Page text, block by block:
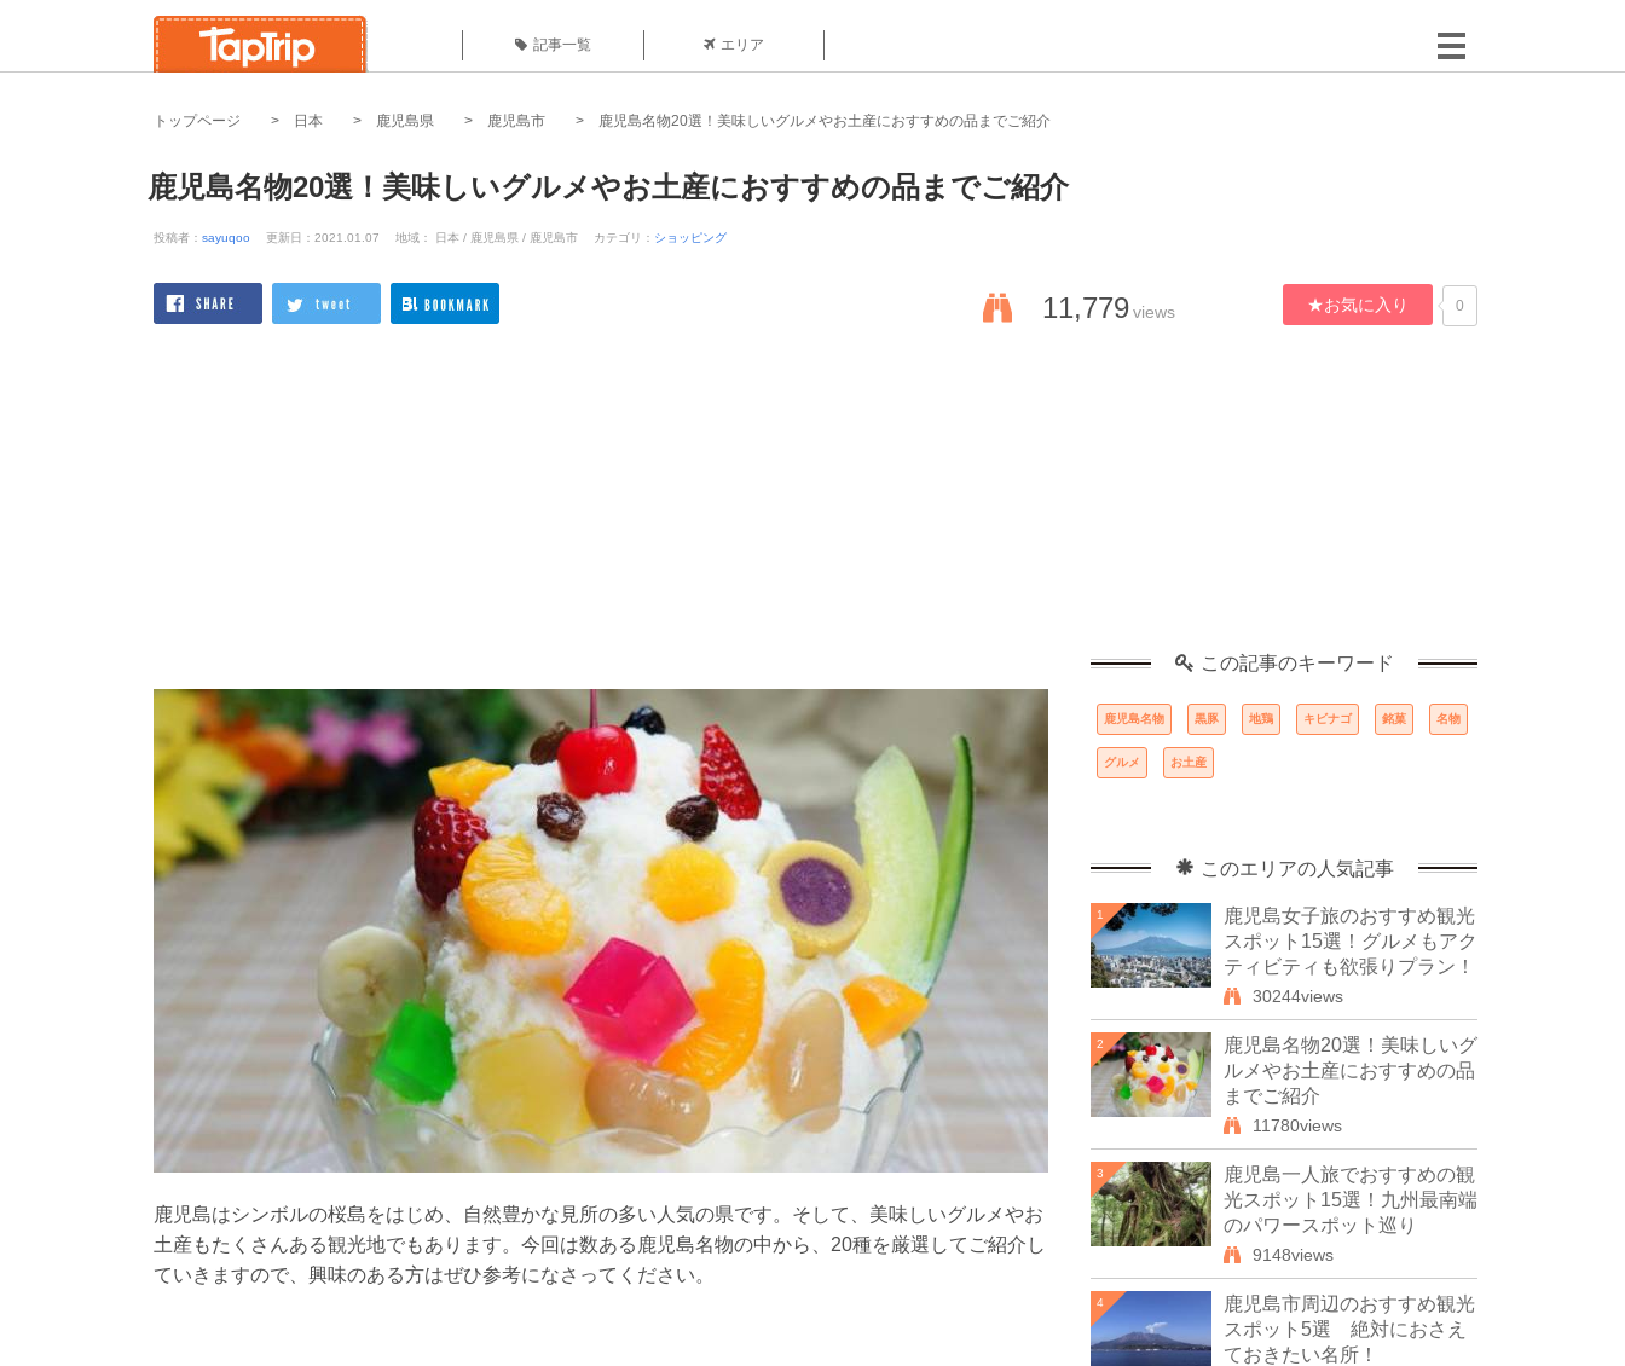
記事一覧 エリア
トップページ 日本 鹿児島県 鹿児島市 鹿児島名物20選！美味しいグルメやお土産におすすめの品までご紹介
鹿児島名物20選！美味しいグルメやお土産におすすめの品までご紹介
投稿者： sayuqoo 更新日：2021.01.07 地域： 日本 / 鹿児島県 / 鹿児島市 カテゴリ： ショッピング
11,779views ★お気に入り 0
鹿児島はシンボルの桜島をはじめ、自然豊かな見所の多い人気の県です。そして、美味しいグルメやお
土産もたくさんある観光地でもあります。今回は数ある鹿児島名物の中から、20種を厳選してご紹介し
ていきますので、興味のある方はぜひ参考になさってください。
この記事のキーワード
鹿児島名物 黒豚 地鶏 キビナゴ 銘菓 名物
グルメ お土産
このエリアの人気記事
1
鹿児島女子旅のおすすめ観光
スポット15選！グルメもアク
ティビティも欲張りプラン！
30244views
2
鹿児島名物20選！美味しいグ
ルメやお土産におすすめの品
までご紹介
11780views
3
鹿児島一人旅でおすすめの観
光スポット15選！九州最南端
のパワースポット巡り
9148views
4
鹿児島市周辺のおすすめ観光
スポット5選 絶対におさえ
ておきたい名所！